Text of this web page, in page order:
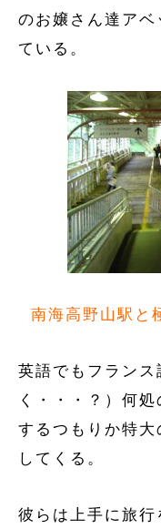
のお嬢さん達ア
ている。
南海高野山駅と
英語でもフラン
く・・・？）何
するつもりか特
してくる。
彼らは上手に旅